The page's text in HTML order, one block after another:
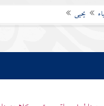
يحيى